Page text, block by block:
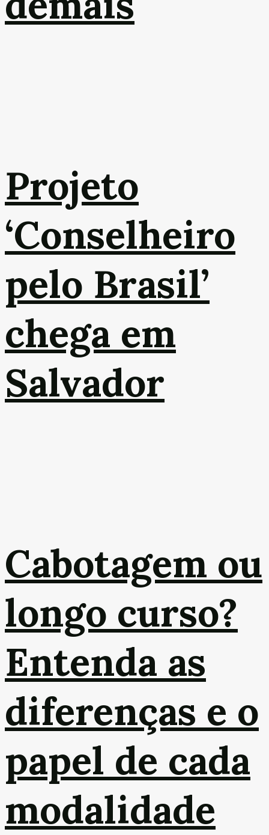
Projeto
‘Conselheiro
pelo Brasil’
chega em
Salvador
Cabotagem ou
longo curso?
Entenda as
diferenças e o
papel de cada
modalidade